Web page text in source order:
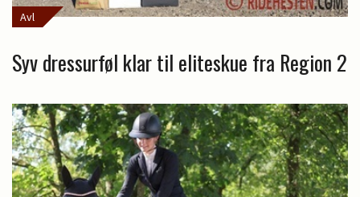
Avl
Syv dressurføl klar til eliteskue fra Region 2